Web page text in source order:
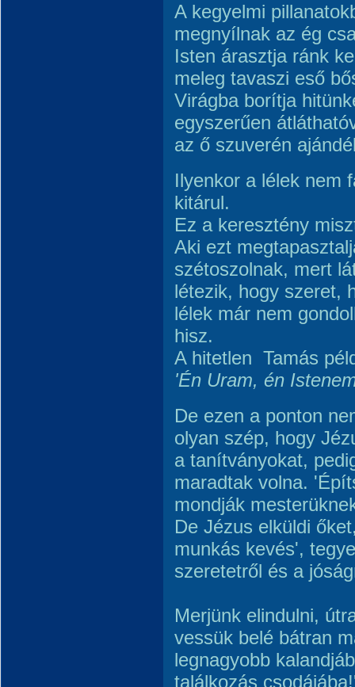
A kegyelmi
megnyílnak az ég
Isten árasztja ránk
meleg tavaszi eső
Virágba borítja
egyszerűen
az ő szuverén
Ilyenkor a lélek nem
kitárul.
Ez a keresztény
Aki ezt
szétoszolnak, mert
létezik, hogy szeret,
lélek már nem
hisz.
A hitetlen Tamás
'Én Uram, én
De ezen a ponton
olyan szép, hogy
a tanítványokat,
maradtak volna.
mondják
De Jézus elküldi
munkás kevés',
szeretetről és a
Merjünk elindulni,
vessük belé bátran
legnagyobb
találkozás